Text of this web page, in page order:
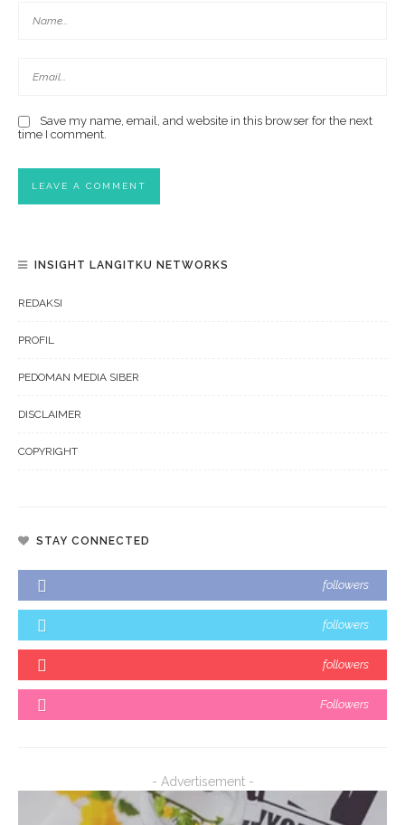
Save my name, email, and website in this browser for the next
time I comment.
INSIGHT LANGITKU NETWORKS
REDAKSI
PROFIL
PEDOMAN MEDIA SIBER
DISCLAIMER
COPYRIGHT
STAY CONNECTED
followers
followers
followers
Followers
- Advertisement -